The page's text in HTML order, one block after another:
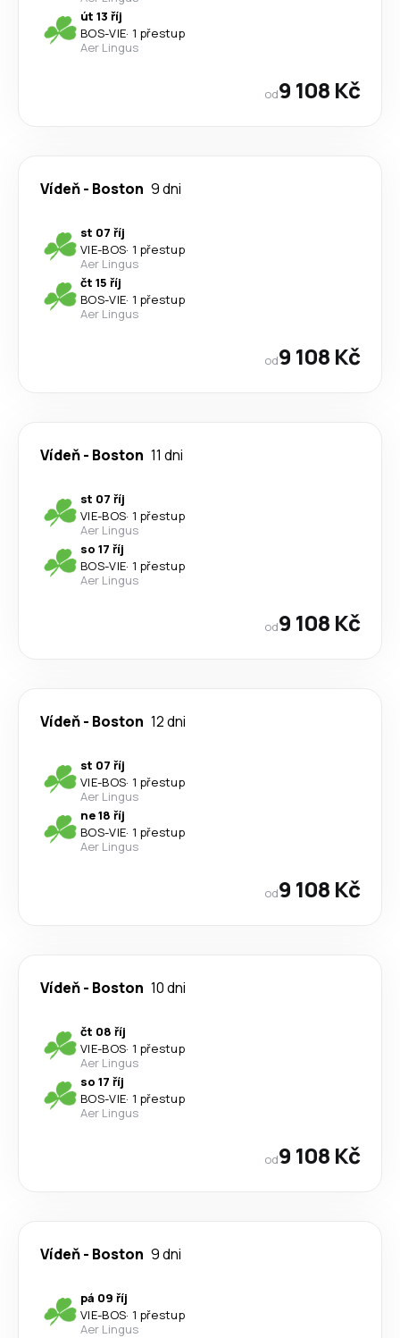
út 13 říj
BOS-VIE· 1 přestup
Aer Lingus
od9 108 Kč
Vídeň- Boston 9 dni
st 07 říj
VIE-BOS· 1 přestup
Aer Lingus
čt 15 říj
BOS-VIE· 1 přestup
Aer Lingus
od9 108 Kč
Vídeň- Boston 11 dni
st 07 říj
VIE-BOS· 1 přestup
Aer Lingus
so 17 říj
BOS-VIE· 1 přestup
Aer Lingus
od9 108 Kč
Vídeň- Boston 12 dni
st 07 říj
VIE-BOS· 1 přestup
Aer Lingus
ne 18 říj
BOS-VIE· 1 přestup
Aer Lingus
od9 108 Kč
Vídeň- Boston 10 dni
čt 08 říj
VIE-BOS· 1 přestup
Aer Lingus
so 17 říj
BOS-VIE· 1 přestup
Aer Lingus
od9 108 Kč
Vídeň- Boston 9 dni
pá 09 říj
VIE-BOS· 1 přestup
Aer Lingus